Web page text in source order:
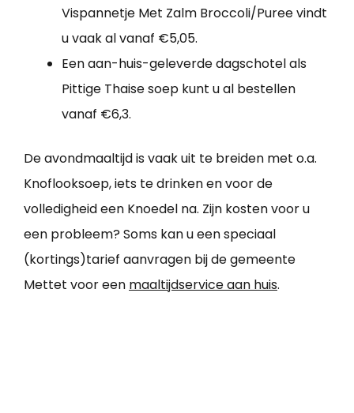
Vispannetje Met Zalm Broccoli/Puree vindt
u vaak al vanaf €5,05.
Een aan-huis-geleverde dagschotel als
Pittige Thaise soep kunt u al bestellen
vanaf €6,3.
De avondmaaltijd is vaak uit te breiden met o.a.
Knoflooksoep, iets te drinken en voor de
volledigheid een Knoedel na. Zijn kosten voor u
een probleem? Soms kan u een speciaal
(kortings)tarief aanvragen bij de gemeente
Mettet voor een maaltijdservice aan huis.